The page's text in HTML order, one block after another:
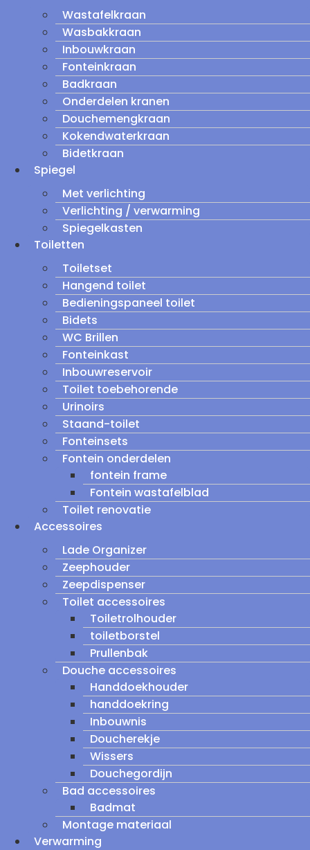
Wastafelkraan
Wasbakkraan
Inbouwkraan
Fonteinkraan
Badkraan
Onderdelen kranen
Douchemengkraan
Kokendwaterkraan
Bidetkraan
Spiegel
Met verlichting
Verlichting / verwarming
Spiegelkasten
Toiletten
Toiletset
Hangend toilet
Bedieningspaneel toilet
Bidets
WC Brillen
Fonteinkast
Inbouwreservoir
Toilet toebehorende
Urinoirs
Staand-toilet
Fonteinsets
Fontein onderdelen
fontein frame
Fontein wastafelblad
Toilet renovatie
Accessoires
Lade Organizer
Zeephouder
Zeepdispenser
Toilet accessoires
Toiletrolhouder
toiletborstel
Prullenbak
Douche accessoires
Handdoekhouder
handdoekring
Inbouwnis
Doucherekje
Wissers
Douchegordijn
Bad accessoires
Badmat
Montage materiaal
Verwarming